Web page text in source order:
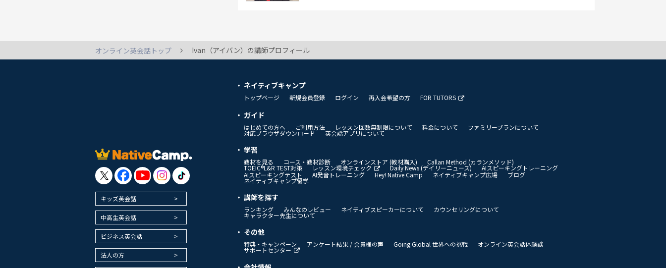
オンライン英会話トップ Ivan（アイバン）の講師プロフィール
キッズ英会話
中高生英会話
ビジネス英会話
法人の方
ネイティブキャンプ
トップページ 新規会員登録 ログイン 再入会希望の方 FOR TUTORS
ガイド
はじめての方へ ご利用方法 レッスン回数無制限について 料金について ファミリープランについて
対応ブラウザダウンロード 英会話アプリについて
学習
教材を見る コース・教材診断 オンラインストア (教材購入) Callan Method (カランメソッド)
TOEIC®L&R TEST対策 レッスン環境チェック Daily News (デイリーニュース)
AIスピーキングトレーニング
AIスピーキングテスト
AI発音トレーニング Hey! Native Camp ネイティブキャンプ広場 ブログ
ネイティブキャンプ留学
講師を探す
ランキング みんなのレビュー ネイティブスピーカーについて カウンセリングについて
キャラクター先生について
その他
特典・キャンペーン アンケート結果 / 会員様の声 Going Global 世界への挑戦 オンライン英会話体験談
サポートセンター